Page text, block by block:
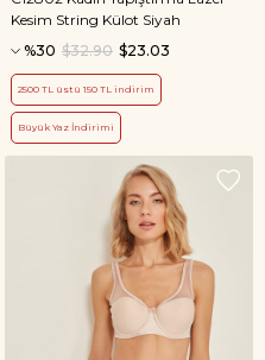
Kesim String Külot Siyah
%30
$23.03
$32.90
2500 TL üstü 150 TL indirim
Büyük Yaz İndirimi